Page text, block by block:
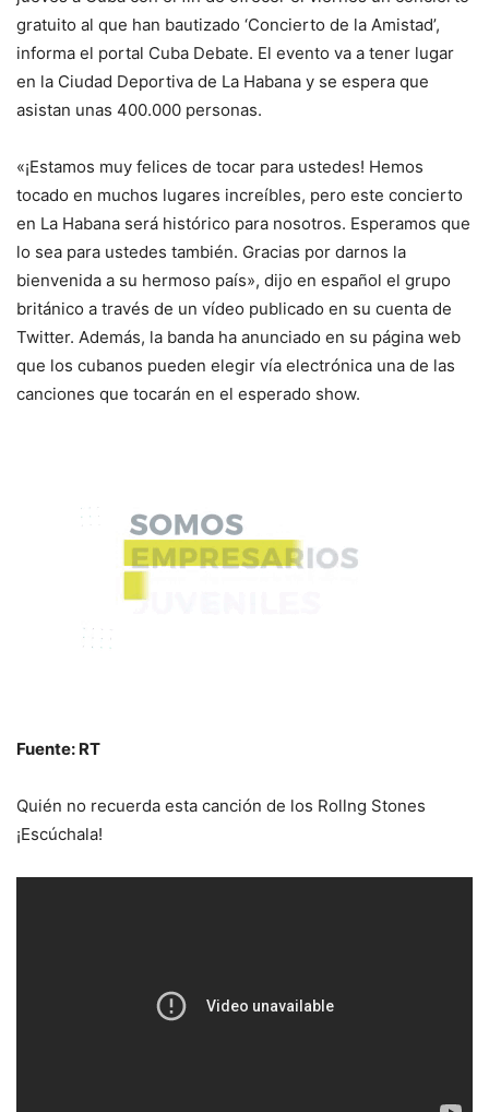
gratuito al que han bautizado ‘Concierto de la Amistad’,
informa el portal Cuba Debate. El evento va a tener lugar
en la Ciudad Deportiva de La Habana y se espera que
asistan unas 400.000 personas.
«¡Estamos muy felices de tocar para ustedes! Hemos
tocado en muchos lugares increíbles, pero este concierto
en La Habana será histórico para nosotros. Esperamos que
lo sea para ustedes también. Gracias por darnos la
bienvenida a su hermoso país», dijo en español el grupo
británico a través de un vídeo publicado en su cuenta de
Twitter. Además, la banda ha anunciado en su página web
que los cubanos pueden elegir vía electrónica una de las
canciones que tocarán en el esperado show.
Fuente: RT
Quién no recuerda esta canción de los Rollng Stones
¡Escúchala!